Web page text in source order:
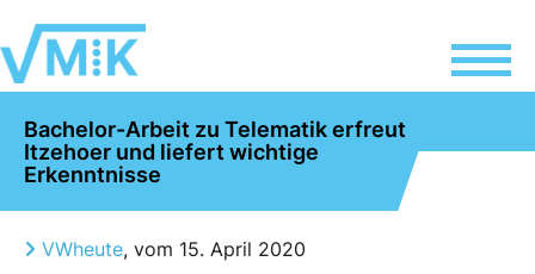
Bachelor-Arbeit zu Telematik erfreut
Itzehoer und liefert wichtige
Erkenntnisse
VWheute, vom 15. April 2020